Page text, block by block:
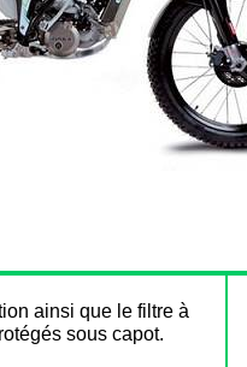
ainsi que le filtre à
sous capot.